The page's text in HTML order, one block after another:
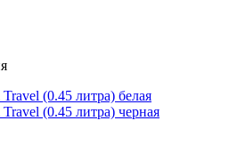
(0.45 литра) белая
(0.45 литра) черная